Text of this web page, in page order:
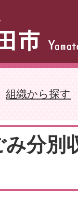
組織から探す
み分別